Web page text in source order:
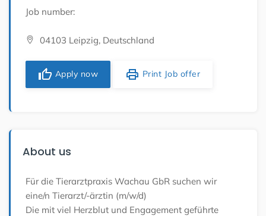
Job number:
04103 Leipzig, Deutschland
thumb_up Apply now print Print Job offer
About us
Für die Tierarztpraxis Wachau GbR suchen wir
eine/n Tierarzt/-ärztin (m/w/d)
Die mit viel Herzblut und Engagement geführte